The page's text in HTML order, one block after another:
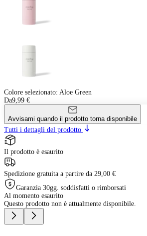
Colore selezionato: Aloe Green
Da9,99 €
Avvisami quando il prodotto torna disponibile
Tutti i dettagli del prodotto
Il prodotto è esaurito
Spedizione gratuita a partire da 29,00 €
Garanzia 30gg. soddisfatti o rimborsati
Al momento esaurito
Questo prodotto non è attualmente disponibile.